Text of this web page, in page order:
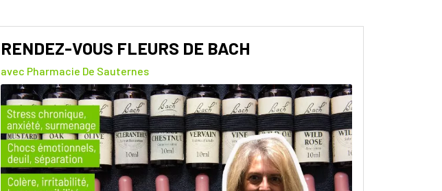
RENDEZ-VOUS FLEURS DE BACH
avec Pharmacie De Sauternes